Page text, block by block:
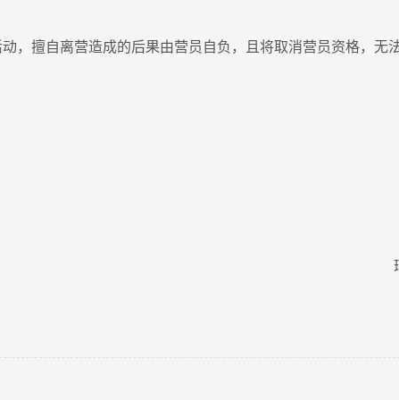
，擅自离营造成的后果由营员自负，且将取消营员资格，无